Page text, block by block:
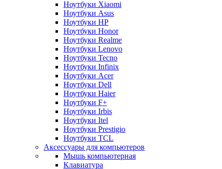
Ноутбуки Xiaomi
Ноутбуки Asus
Ноутбуки HP
Ноутбуки Honor
Ноутбуки Realme
Ноутбуки Lenovo
Ноутбуки Tecno
Ноутбуки Infinix
Ноутбуки Acer
Ноутбуки Dell
Ноутбуки Haier
Ноутбуки F+
Ноутбуки Irbis
Ноутбуки Itel
Ноутбуки Prestigio
Ноутбуки TCL
Аксессуары для компьютеров
Мышь компьютерная
Клавиатура